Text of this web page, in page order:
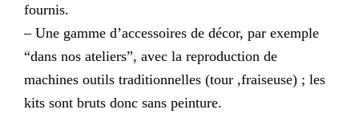
fournis.
– Une gamme d’accessoires de décor, par exemple
“dans nos ateliers”, avec la reproduction de
machines outils traditionnelles (tour ,fraiseuse) ; les
kits sont bruts donc sans peinture.